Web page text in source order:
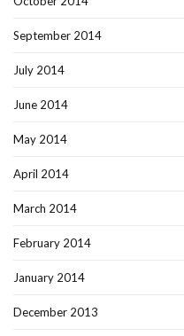
September 2014
July 2014
June 2014
May 2014
April 2014
March 2014
February 2014
January 2014
December 2013